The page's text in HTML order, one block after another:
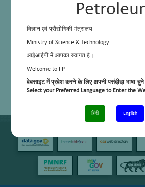
विज्ञान एवं प्रौद्योगिकी मंत्रालय
Ministry of Science & Technology
आईआईपी में आपका स्वागत है।
Welcome to IIP
वेबसाइट में प्रवेश करने के लिए अपनी पसंदीदा भाषा
Select your Preferred Language to Enter the
हिंदी English